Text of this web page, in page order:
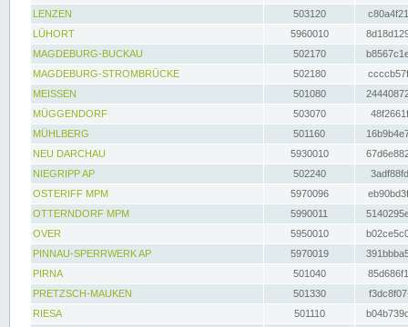
LENZEN
503120
LÜHORT
5960010
MAGDEBURG-BUCKAU
502170
MAGDEBURG-STROMBRÜCKE
502180
MEISSEN
501080
MÜGGENDORF
503070
MÜHLBERG
501160
NEU DARCHAU
5930010
NIEGRIPP AP
502240
OSTERIFF MPM
5970096
OTTERNDORF MPM
5990011
OVER
5950010
PINNAU-SPERRWERK AP
5970019
PIRNA
501040
PRETZSCH-MAUKEN
501330
RIESA
501110